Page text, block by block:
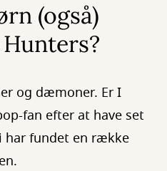
(også)
og dæmoner. Er I
fan efter at have set
har fundet en række